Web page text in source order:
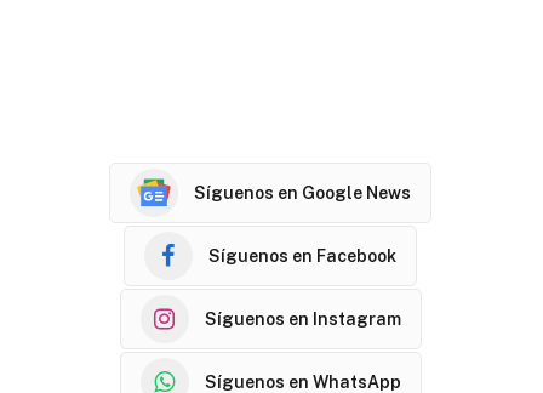
Síguenos en Google News
Síguenos en Facebook
Síguenos en Instagram
Síguenos en WhatsApp